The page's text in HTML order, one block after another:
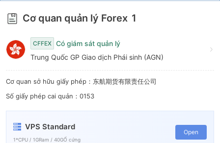
93
4
5
6
7
8
9
Cơ quan quản lý Forex 1
CFFEX Có giám sát quản lý
Trung Quốc GP Giao dịch Phái sinh (AGN)
Cơ quan sở hữu giấy phép：东航期货有限责任公司
Số giấy phép cai quản：0153
VPS Standard
1*CPU / 1GRam / 40GỔ cứng
Open